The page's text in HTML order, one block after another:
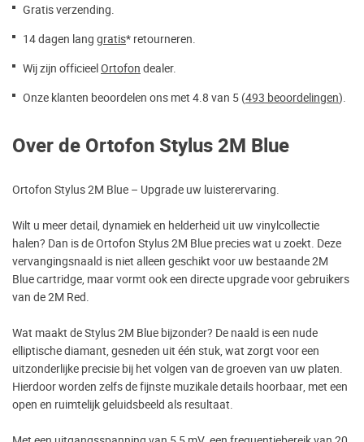
Gratis verzending.
14 dagen lang gratis* retourneren.
Wij zijn officieelOrtofon dealer.
Onze klanten beoordelen ons met 4.8 van 5 (493 beoordelingen).
Over de Ortofon Stylus 2M Blue
Ortofon Stylus 2M Blue – Upgrade uw luisterervaring.
Wilt u meer detail, dynamiek en helderheid uit uw vinylcollectie
halen? Dan is de Ortofon Stylus 2M Blue precies wat u zoekt. Deze
vervangingsnaald is niet alleen geschikt voor uw bestaande 2M
Blue cartridge, maar vormt ook een directe upgrade voor gebruikers
van de 2M Red.
Wat maakt de Stylus 2M Blue bijzonder? De naald is een nude
elliptische diamant, gesneden uit één stuk, wat zorgt voor een
uitzonderlijke precisie bij het volgen van de groeven van uw platen.
Hierdoor worden zelfs de fijnste muzikale details hoorbaar, met een
open en ruimtelijk geluidsbeeld als resultaat.